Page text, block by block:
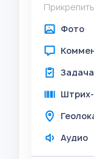
Прикрепить
Фото
Задача
Аудио